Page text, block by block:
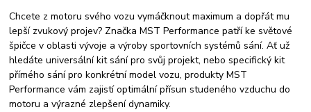
Chcete z motoru svého vozu vymáčknout maximum a dopřát mu
lepší zvukový projev? Značka MST Performance patří ke světové
špičce v oblasti vývoje a výroby sportovních systémů sání. Ať už
hledáte universální kit sání pro svůj projekt, nebo specifický kit
přímého sání pro konkrétní model vozu, produkty MST
Performance vám zajistí optimální přísun studeného vzduchu do
motoru a výrazné zlepšení dynamiky.